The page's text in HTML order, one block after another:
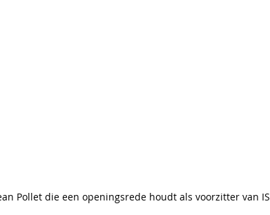
Pollet die een openingsrede houdt als voorzitter van